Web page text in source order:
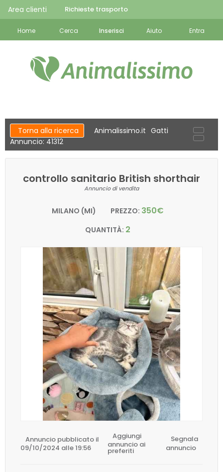
Area clienti Richieste trasporto
Home Cerca Inserisci Aiuto Entra
Torna alla ricerca Animalissimo.it Gatti
Annuncio: 41312
controllo sanitario British shorthair
Annuncio di vendita
MILANO (MI) PREZZO: 350€
QUANTITÀ: 2
Annuncio pubblicato il
09/10/2024 alle 19:56
Aggiungi
annuncio ai
preferiti
Segnala
annuncio